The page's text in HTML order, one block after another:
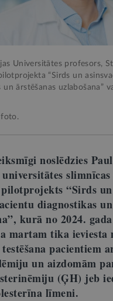
Universitātes profesors,
“Sirds un
un ārstēšanas uzlabošana”
foto.
noslēdzies
“Sirds
diagnostikas
kurā no 2024.
martam tika ieviesta
pacientiem
un aizdomām
(ĢH) jeb
līmeni.